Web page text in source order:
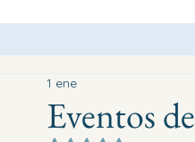
Eventos
1 ene